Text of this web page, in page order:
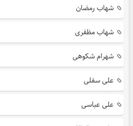
شهاب رمضان
شهاب مظفری
شهرام شکوهی
علی سفلی
علی عباسی